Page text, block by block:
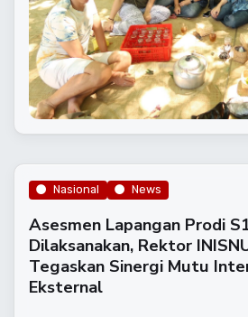
Nasional News
Asesmen Lapangan Prodi
Dilaksanakan, Rektor
Tegaskan Sinergi Mutu
Eksternal